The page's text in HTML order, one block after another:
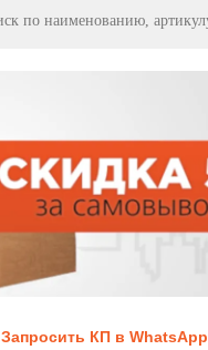
Запросить КП в WhatsApp